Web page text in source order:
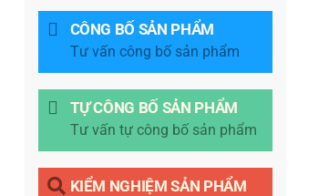
CÔNG BỐ SẢN PHẨM
Tư vấn công bố sản phẩm
TỰ CÔNG BỐ SẢN PHẨM
Tư vấn tự công bố sản phẩm
KIỂM NGHIỆM SẢN PHẨM